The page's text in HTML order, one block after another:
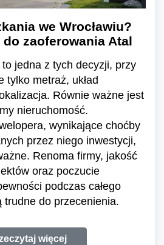
we Wrocławiu?
zaoferowania Atal
jedna z tych decyzji, przy
tylko metraż, układ
Równie ważne jest
nieruchomość.
wynikające choćby
przez niego inwestycji,
Renoma firmy, jakość
oraz poczucie
podczas całego
trudne do przecenienia.
więcej